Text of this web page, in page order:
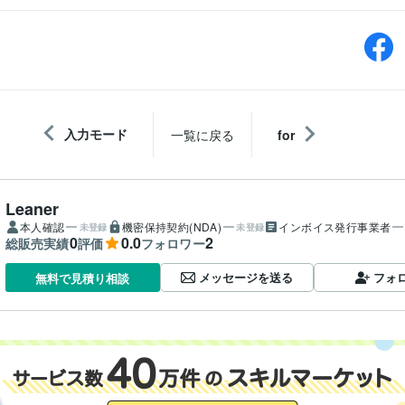
入力モード 一覧に戻る for
Leaner
本人確認 未登録 機密保持契約(NDA) 未登録 インボイス発行事業者
総販売実績0評価 0.0フォロワー2
無料で見積り相談 メッセージを送る フォ